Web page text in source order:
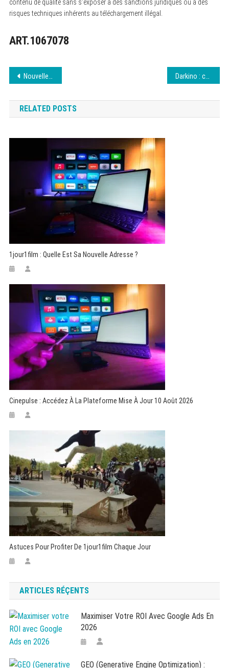
contenu de qualité sans s’exposer à des sanctions juridiques ou à des
risques techniques inhérents au téléchargement illégal.
ART.1067078
Navigation
de
l’article
Nouvelle adresse de Darkino : mode d’emploi 10 août 2026
RELATED POSTS
1jour1film : Quelle Est Sa Nouvelle Adresse ?
Cinepulse : Accédez À La Plateforme Mise À Jour 10 Août 2026
Astuces Pour Profiter De 1jour1film Chaque Jour
ARTICLES RÉÇENTS
Maximiser Votre ROI Avec Google Ads En
2026
GEO (Generative Engine Optimization) :